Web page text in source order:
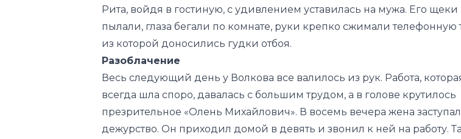
Рита, войдя в гостиную, с удивлением уставилась на мужа. Его щеки
пылали, глаза бегали по комнате, руки крепко сжимали телефонную
из которой доносились гудки отбоя.
Разоблачение
Весь следующий день у Волкова все валилось из рук. Работа,
всегда шла споро, давалась с большим трудом, а в голове крутилось
презрительное «Олень Михайлович». В восемь вечера жена
дежурство. Он приходил домой в девять и звонил к ней на работу.